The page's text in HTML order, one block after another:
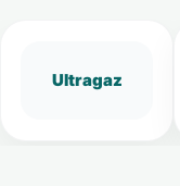
Ultragaz